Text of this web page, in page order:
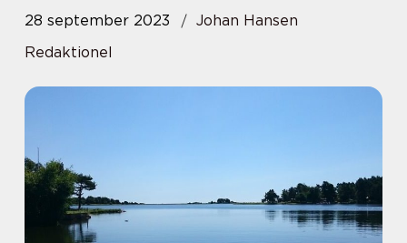
28 september 2023
Johan Hansen
Redaktionel